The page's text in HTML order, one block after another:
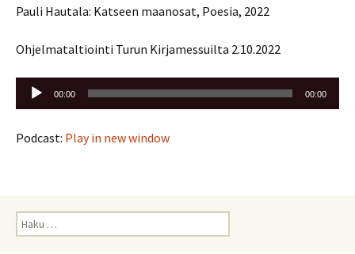
Pauli Hautala: Katseen maanosat, Poesia, 2022
Ohjelmataltiointi Turun Kirjamessuilta 2.10.2022
Äänitoistin
00:00 00:00
Podcast: Play in new window
Haku: